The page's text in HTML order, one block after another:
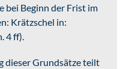
bei Beginn der Frist im
Krätzschel in:
4 ff).
dieser Grundsätze teilt